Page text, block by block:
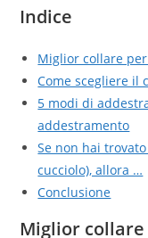
Indice
Miglior collare
Come scegliere il
5 modi di
addestramento
Se non hai
cucciolo), allora …
Conclusione
Miglior